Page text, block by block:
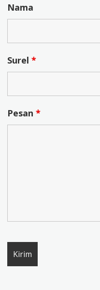
Nama
Surel *
Pesan *